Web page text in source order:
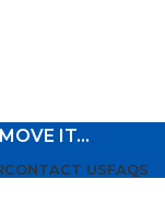
IT…
CONTACT USFAQS